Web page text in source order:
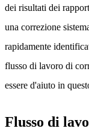
dei risultati dei
una correzione
rapidamente
flusso di lavoro di
essere d'aiuto in
Flusso di